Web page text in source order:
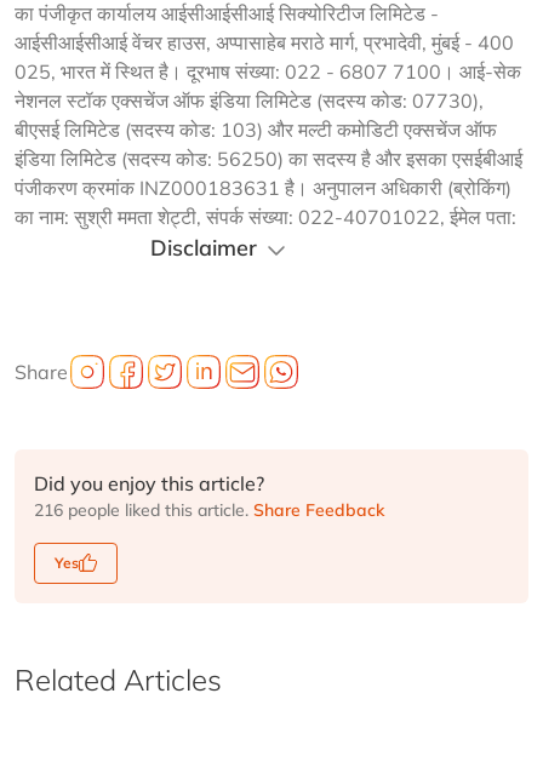
का पंजीकृत कार्यालय आईसीआईसीआई सिक्योरिटीज लिमिटेड -
आईसीआईसीआई वेंचर हाउस, अप्पासाहेब मराठे मार्ग, प्रभादेवी, मुंबई - 400
025, भारत में स्थित है। दूरभाष संख्या: 022 - 6807 7100। आई-सेक
नेशनल स्टॉक एक्सचेंज ऑफ इंडिया लिमिटेड (सदस्य कोड: 07730),
बीएसई लिमिटेड (सदस्य कोड: 103) और मल्टी कमोडिटी एक्सचेंज ऑफ
इंडिया लिमिटेड (सदस्य कोड: 56250) का सदस्य है और इसका एसईबीआई
पंजीकरण क्रमांक INZ000183631 है। अनुपालन अधिकारी (ब्रोकिंग)
का नाम: सुश्री ममता शेट्टी, संपर्क संख्या: 022-40701022, ईमेल पता:
Disclaimer
Share
Did you enjoy this article?
216 people liked this article. Share Feedback
Yes
Related Articles